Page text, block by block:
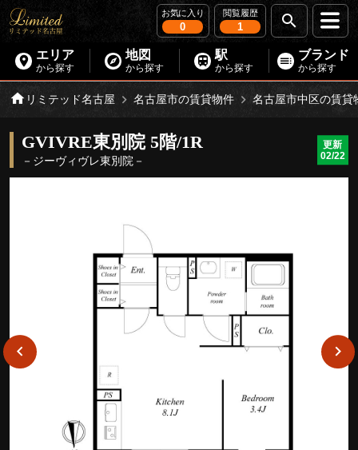
お気に入り
0
閲覧履歴
1
エリア
から探す
地図
から探す
駅
から探す
ブランド
から探す
リミテッド名古屋 名古屋市の賃貸物件 名古屋市中区の賃貸
GVIVRE東別院 5階/1R
－ジーヴィヴレ東別院－
更新
02/22